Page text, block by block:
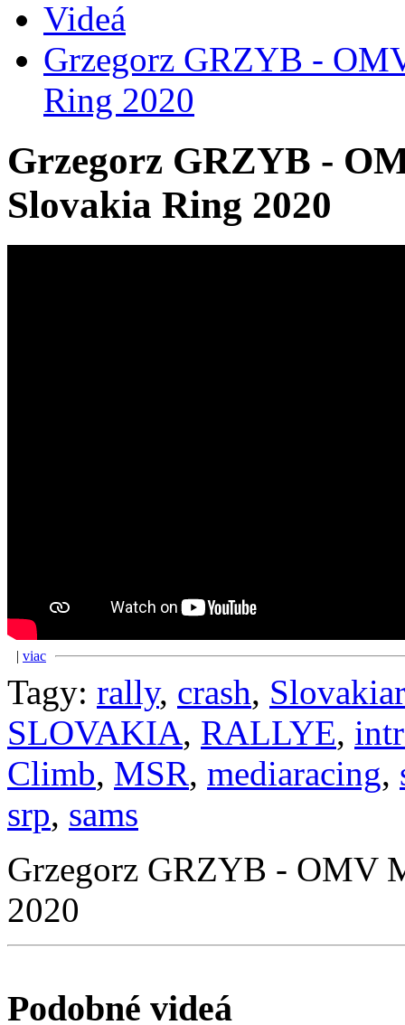
Videá
Grzegorz GRZYB -
Ring 2020
Grzegorz GRZYB -
Slovakia Ring 2020
| viac
Tagy: rally, crash,
SLOVAKIA, RALLYE,
Climb, MSR, mediaracing,
srp, sams
Grzegorz GRZYB - OMV
2020
Podobné videá